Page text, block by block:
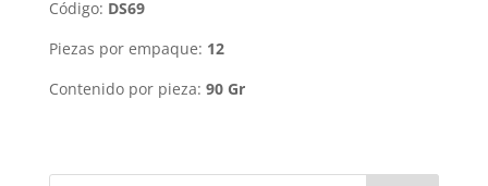
Código: DS69
Piezas por empaque: 12
Contenido por pieza: 90 Gr